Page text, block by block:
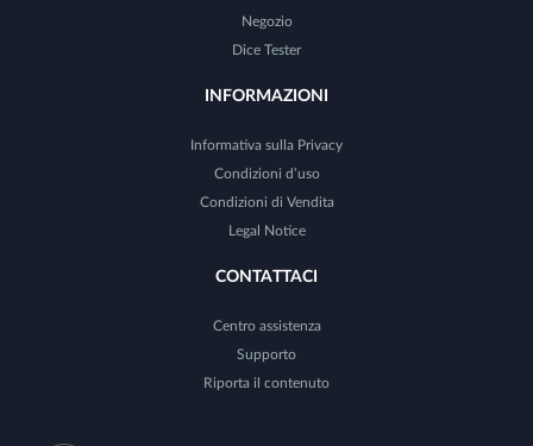
Negozio
Dice Tester
INFORMAZIONI
Informativa sulla Privacy
Condizioni d’uso
Condizioni di Vendita
Legal Notice
CONTATTACI
Centro assistenza
Supporto
Riporta il contenuto